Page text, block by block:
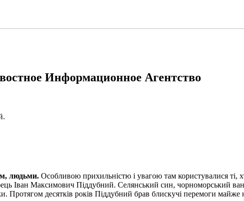
Информационное Агентство
людьми. Особливою прихильністю і увагою там користувалися ті,
Іван Максимович Піддубний. Селянський син, чорноморський
десятків років Піддубний брав блискучі перемоги